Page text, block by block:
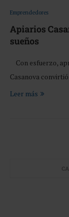
Emprendedores
Apiarios
sueños
Con esfuerzo,
Casanova
Leer más